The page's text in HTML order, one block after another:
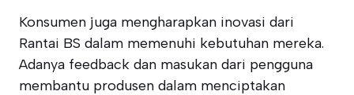
Konsumen juga mengharapkan inovasi dari
Rantai BS dalam memenuhi kebutuhan mereka.
Adanya feedback dan masukan dari pengguna
membantu produsen dalam menciptakan